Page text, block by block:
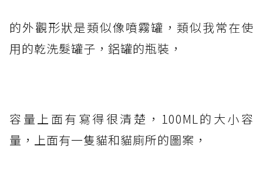
的外觀形狀是類似像噴霧罐，類似我常在使
用的乾洗髮罐子，鋁罐的瓶裝，
容量上面有寫得很清楚，100ML的大小容
量，上面有一隻貓和貓廁所的圖案，